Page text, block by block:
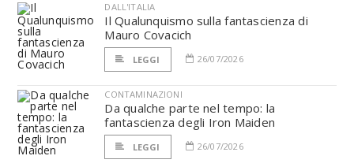
DALL'ITALIA
Il Qualunquismo sulla fantascienza di
Mauro Covacich
LEGGI 26/07/2026
CONTAMINAZIONI
Da qualche parte nel tempo: la
fantascienza degli Iron Maiden
LEGGI 26/07/2026